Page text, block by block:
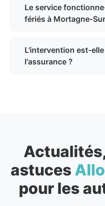
Le service
fériés à Mortagne-
L'intervention est-
l'assurance ?
astuces
pour les